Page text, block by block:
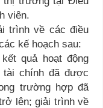
viên.
trình về các điều
kế hoạch sau:
quả hoạt động
chính đã được
trường hợp đã
lên; giải trình về